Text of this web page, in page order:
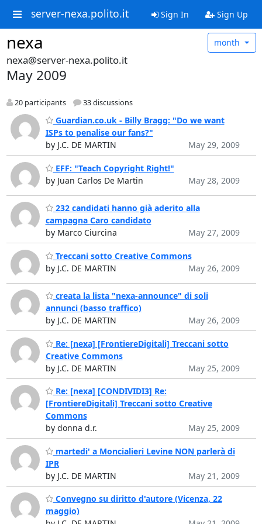
server-nexa.polito.it Sign In Sign Up
nexa month
nexa@server-nexa.polito.it
May 2009
20 participants 33 discussions
Guardian.co.uk - Billy Bragg: "Do we want
ISPs to penalise our fans?"
by J.C. DE MARTIN
May 29, 2009
EFF: "Teach Copyright Right!"
by Juan Carlos De Martin
May 28, 2009
232 candidati hanno già aderito alla
campagna Caro candidato
by Marco Ciurcina
May 27, 2009
Treccani sotto Creative Commons
by J.C. DE MARTIN
May 26, 2009
creata la lista "nexa-announce" di soli
annunci (basso traffico)
by J.C. DE MARTIN
May 26, 2009
Re: [nexa] [FrontiereDigitali] Treccani sotto
Creative Commons
by J.C. DE MARTIN
May 25, 2009
Re: [nexa] [CONDIVIDI3] Re:
[FrontiereDigitali] Treccani sotto Creative
Commons
by donna d.r.
May 25, 2009
martedi' a Moncialieri Levine NON parlerà di
IPR
by J.C. DE MARTIN
May 21, 2009
Convegno su diritto d'autore (Vicenza, 22
maggio)